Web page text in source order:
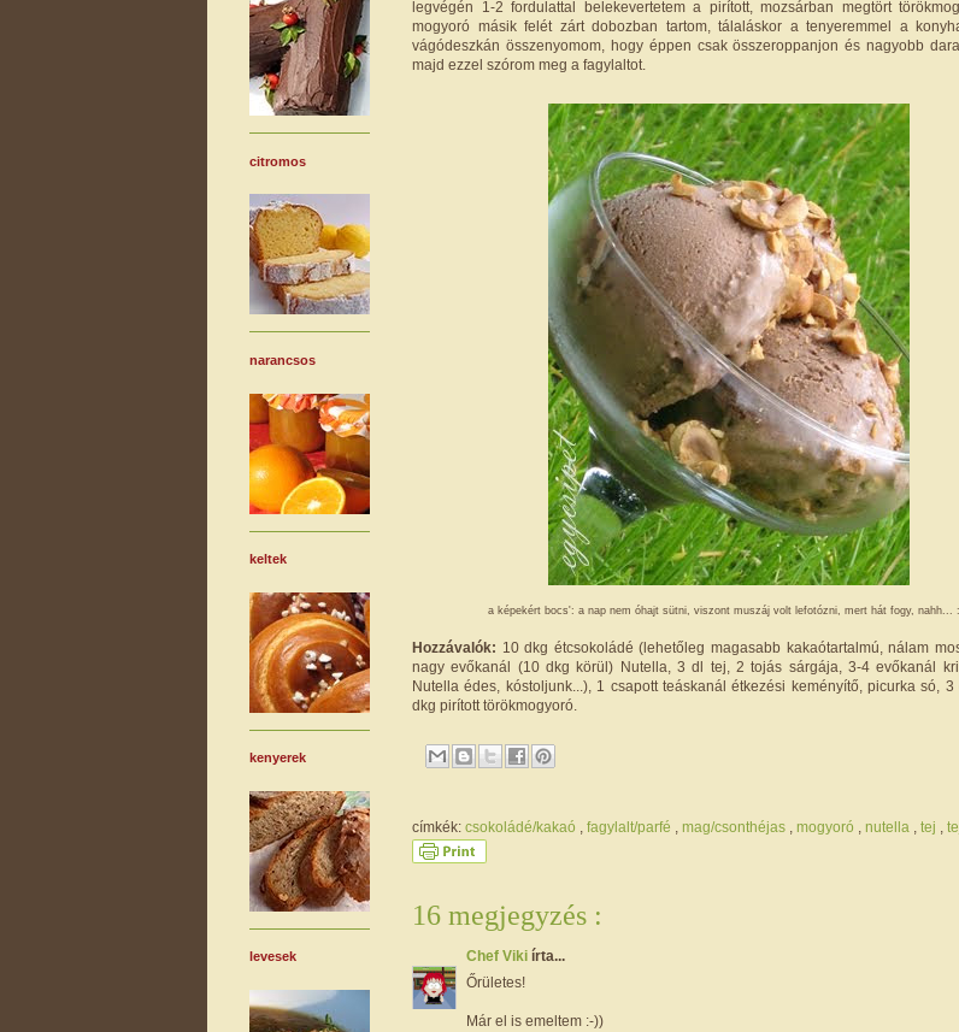
legvégén 1-2 fordulattal belekevertetem a pirított, mozsárban megtört
mogyoró másik felét zárt dobozban tartom, tálaláskor a tenyeremmel a
vágódeszkán összenyomom, hogy éppen csak összeroppanjon és nagyobb
majd ezzel szórom meg a fagylaltot.
a képekért bocs': a nap nem óhajt sütni, viszont muszáj volt lefotózni, mert hát fogy, nahh...
Hozzávalók: 10 dkg étcsokoládé (lehetőleg magasabb kakaótartalmú, nálam
nagy evőkanál (10 dkg körül) Nutella, 3 dl tej, 2 tojás sárgája, 3-4 evőkanál
Nutella édes, kóstoljunk...), 1 csapott teáskanál étkezési keményítő, picurka só,
dkg pirított törökmogyoró.
címkék: csokoládé/kakaó fagylalt/parfé mag/csonthéjas mogyoró nutella tej
16 megjegyzés :
Chef Viki írta...
Őrületes!
Már el is emeltem :-))
citromos
narancsos
keltek
kenyerek
levesek